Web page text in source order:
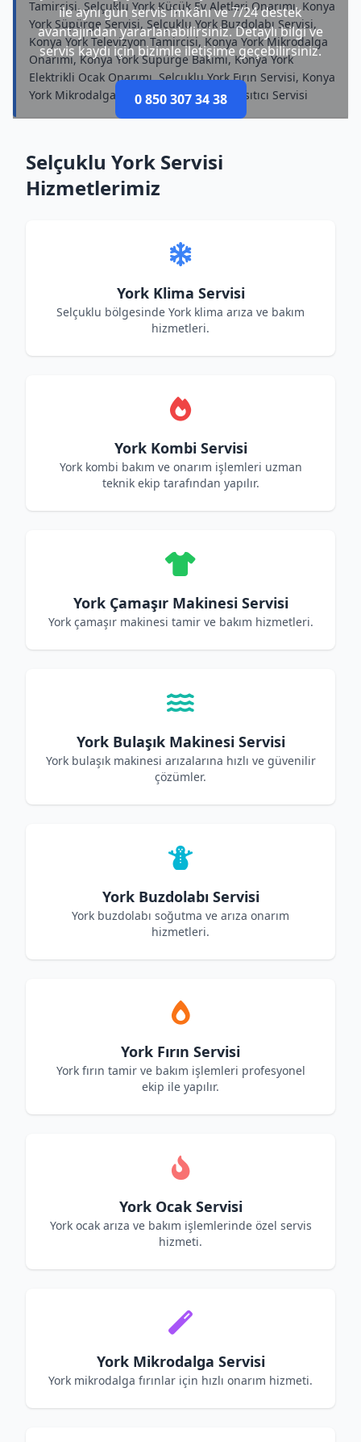
ile aynı gün servis imkânı ve 7/24 destek
avantajından yararlanabilirsiniz. Detaylı bilgi ve
servis kaydı için bizimle iletişime geçebilirsiniz.
0 850 307 34 38
Tamircisi, Selçuklu York Küçük Ev Aletleri Onarımı, Konya
York Süpürge Servisi, Selçuklu York Buzdolabı Servisi,
Konya York Televizyon Tamircisi, Konya York Mikrodalga
Onarımı, Konya York Süpürge Bakımı, Konya York
Elektrikli Ocak Onarımı, Selçuklu York Fırın Servisi, Konya
York Mikrodalga Servisi, Konya York Su Isıtıcı Servisi
Selçuklu York Servisi
Hizmetlerimiz
York Klima Servisi
Selçuklu bölgesinde York klima arıza ve bakım
hizmetleri.
York Kombi Servisi
York kombi bakım ve onarım işlemleri uzman
teknik ekip tarafından yapılır.
York Çamaşır Makinesi Servisi
York çamaşır makinesi tamir ve bakım hizmetleri.
York Bulaşık Makinesi Servisi
York bulaşık makinesi arızalarına hızlı ve güvenilir
çözümler.
York Buzdolabı Servisi
York buzdolabı soğutma ve arıza onarım
hizmetleri.
York Fırın Servisi
York fırın tamir ve bakım işlemleri profesyonel
ekip ile yapılır.
York Ocak Servisi
York ocak arıza ve bakım işlemlerinde özel servis
hizmeti.
York Mikrodalga Servisi
York mikrodalga fırınlar için hızlı onarım hizmeti.